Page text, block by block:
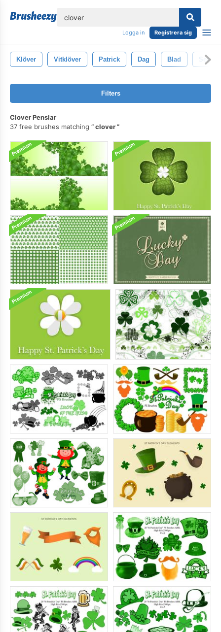
Logga in Registrera sig
Klöver Vitklöver Patrick Dag Blad
Filters
Clover Penslar
37 free brushes matching
clover